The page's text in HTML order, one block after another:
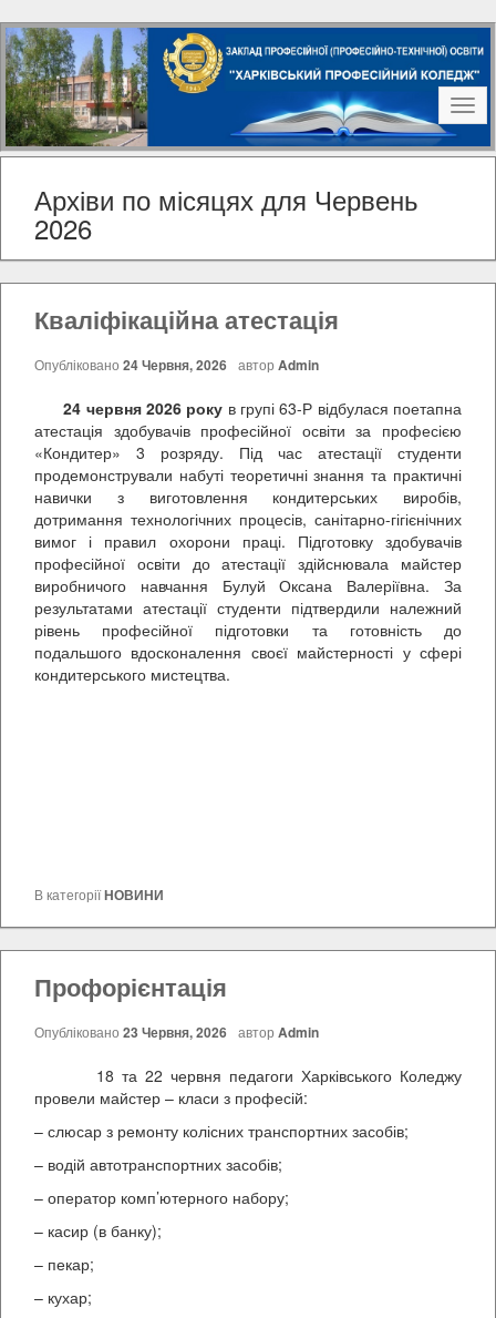
Архіви по місяцях для Червень
2026
Кваліфікаційна атестація
Опубліковано 24 Червня, 2026 автор Admin
24 червня 2026 року в групі 63-Р відбулася поетапна
атестація здобувачів професійної освіти за професією
«Кондитер» 3 розряду. Під час атестації студенти
продемонстрували набуті теоретичні знання та практичні
навички з виготовлення кондитерських виробів,
дотримання технологічних процесів, санітарно-гігієнічних
вимог і правил охорони праці. Підготовку здобувачів
професійної освіти до атестації здійснювала майстер
виробничого навчання Булуй Оксана Валеріївна. За
результатами атестації студенти підтвердили належний
рівень професійної підготовки та готовність до
подальшого вдосконалення своєї майстерності у сфері
кондитерського мистецтва.
В категоріїНОВИНИ
Профорієнтація
Опубліковано 23 Червня, 2026 автор Admin
18 та 22 червня педагоги Харківського Коледжу
провели майстер – класи з професій:
– слюсар з ремонту колісних транспортних засобів;
– водій автотранспортних засобів;
– оператор комп’ютерного набору;
– касир (в банку);
– пекар;
– кухар;